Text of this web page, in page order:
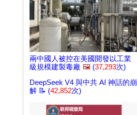
兩中國人被控在美國開發以工業
級規模建製毒廠 🖼️ (37,293次)
DeepSeek V4 與中共 AI 神話的崩
解 📝 (42,852次)